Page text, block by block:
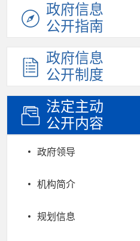
政府信息
公开指南
政府信息
公开制度
法定主动
公开内容
政府领导
机构简介
规划信息